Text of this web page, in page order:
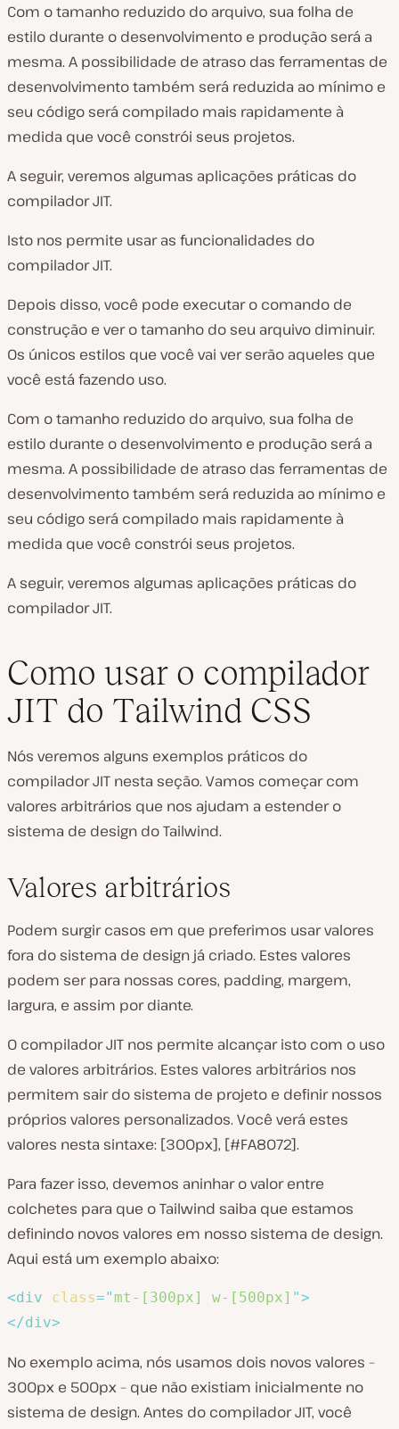
Com o tamanho reduzido do arquivo, sua folha de
estilo durante o desenvolvimento e produção será a
mesma. A possibilidade de atraso das ferramentas de
desenvolvimento também será reduzida ao mínimo e
seu código será compilado mais rapidamente à
medida que você constrói seus projetos.
A seguir, veremos algumas aplicações práticas do
compilador JIT.
Isto nos permite usar as funcionalidades do
compilador JIT.
Depois disso, você pode executar o comando de
construção e ver o tamanho do seu arquivo diminuir.
Os únicos estilos que você vai ver serão aqueles que
você está fazendo uso.
Com o tamanho reduzido do arquivo, sua folha de
estilo durante o desenvolvimento e produção será a
mesma. A possibilidade de atraso das ferramentas de
desenvolvimento também será reduzida ao mínimo e
seu código será compilado mais rapidamente à
medida que você constrói seus projetos.
A seguir, veremos algumas aplicações práticas do
compilador JIT.
Como usar o compilador
JIT do Tailwind CSS
Nós veremos alguns exemplos práticos do
compilador JIT nesta seção. Vamos começar com
valores arbitrários que nos ajudam a estender o
sistema de design do Tailwind.
Valores arbitrários
Podem surgir casos em que preferimos usar valores
fora do sistema de design já criado. Estes valores
podem ser para nossas cores, padding, margem,
largura, e assim por diante.
O compilador JIT nos permite alcançar isto com o uso
de valores arbitrários. Estes valores arbitrários nos
permitem sair do sistema de projeto e definir nossos
próprios valores personalizados. Você verá estes
valores nesta sintaxe: [300px], [#FA8072].
Para fazer isso, devemos aninhar o valor entre
colchetes para que o Tailwind saiba que estamos
definindo novos valores em nosso sistema de design.
Aqui está um exemplo abaixo:
<div class=" mt-[300px] w-[500px] ">
</div>
No exemplo acima, nós usamos dois novos valores –
300px e 500px – que não existiam inicialmente no
sistema de design. Antes do compilador JIT, você